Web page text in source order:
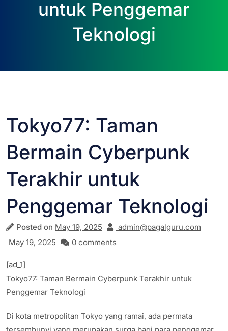
untuk Penggemar
Teknologi
Tokyo77: Taman
Bermain Cyberpunk
Terakhir untuk
Penggemar Teknologi
Posted on May 19, 2025
admin@pagalguru.com
May 19, 2025
0 comments
[ad_1]
Tokyo77: Taman Bermain Cyberpunk Terakhir untuk
Penggemar Teknologi
Di kota metropolitan Tokyo yang ramai, ada permata